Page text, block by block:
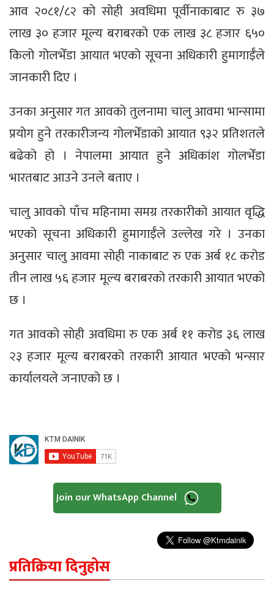
आव २०८१/८२ को सोही अवधिमा पूर्वीनाकाबाट रु ३७
लाख ३० हजार मूल्य बराबरको एक लाख ३८ हजार ६५०
किलो गोलभेँडा आयात भएको सूचना अधिकारी हुमागाईँले
जानकारी दिए ।
उनका अनुसार गत आवको तुलनामा चालु आवमा भान्सामा
प्रयोग हुने तरकारीजन्य गोलभेँडाको आयात ९३२ प्रतिशतले
बढेको हो । नेपालमा आयात हुने अधिकांश गोलभेँडा
भारतबाट आउने उनले बताए ।
चालु आवको पाँच महिनामा समग्र तरकारीको आयात वृद्धि
भएको सूचना अधिकारी हुमागाईँले उल्लेख गरे । उनका
अनुसार चालु आवमा सोही नाकाबाट रु एक अर्ब १८ करोड
तीन लाख ५६ हजार मूल्य बराबरको तरकारी आयात भएको
छ ।
गत आवको सोही अवधिमा रु एक अर्ब ११ करोड ३६ लाख
२३ हजार मूल्य बराबरको तरकारी आयात भएको भन्सार
कार्यालयले जनाएको छ ।
Join our WhatsApp Channel
प्रतिक्रिया दिनुहोस